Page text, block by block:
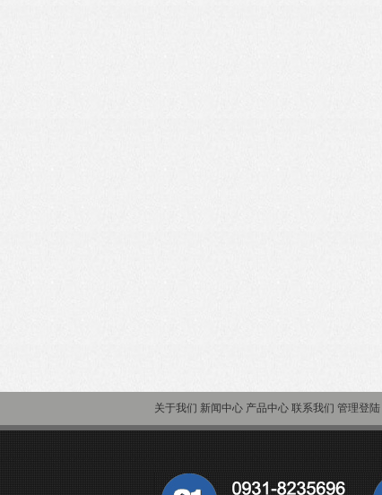
关于我们 新闻中心 产品中心 联系我们 管理登陆